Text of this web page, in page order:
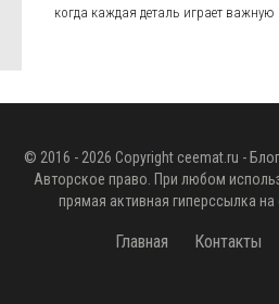
когда каждая деталь играет важную
© 2016 - 2026 Copyright ceemat.ru -
Авторское право. При любом
прямая активная гиперссылка на
Главная Контакты